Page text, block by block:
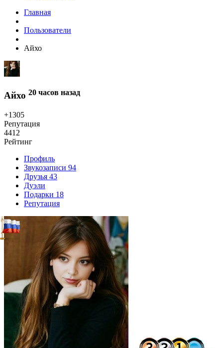
Главная
Пользователи
Айхо
Айхо 20 часов назад
+1305
Репутация
4412
Рейтинг
Профиль
Звукозаписи 94
Друзья 43
Дуэли
Подарки 18
Репутация